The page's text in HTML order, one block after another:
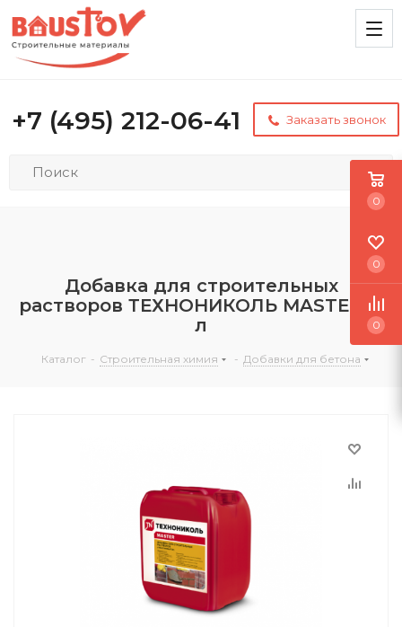
+7 (495) 212-06-41 Заказать звонок
Добавка для строительных
растворов ТЕХНОНИКОЛЬ MASTER, 5
л
Каталог - Строительная химия - Добавки для бетона
0
0
0